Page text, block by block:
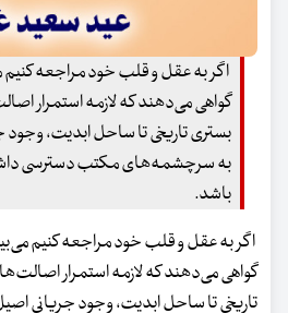
اگر به عقل و قلب خود مراجعه
گواهی می‌دهند که لازمه استمرار
بستری تاریخی تا ساحل ابدیت، وجود
به سرچشمه‌های مکتب دسترسی
باشد.
اگر به عقل و قلب خود مراجعه کنیم
گواهی می‌دهند که لازمه استمرار
تاریخی تا ساحل ابدیت، وجود جریانی